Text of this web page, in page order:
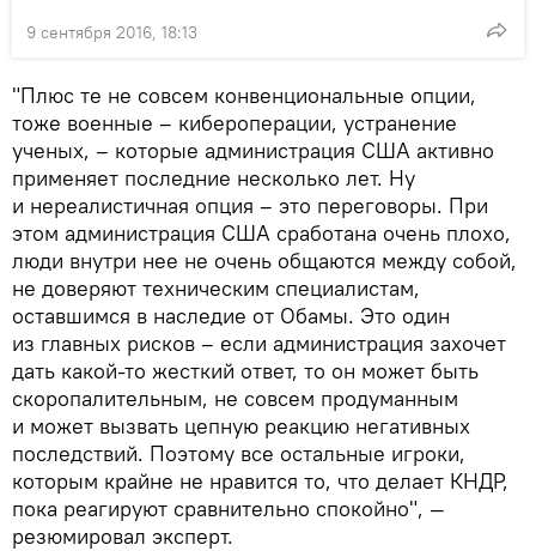
9 сентября 2016, 18:13
"Плюс те не совсем конвенциональные опции,
тоже военные – кибероперации, устранение
ученых, – которые администрация США активно
применяет последние несколько лет. Ну
и нереалистичная опция – это переговоры. При
этом администрация США сработана очень плохо,
люди внутри нее не очень общаются между собой,
не доверяют техническим специалистам,
оставшимся в наследие от Обамы. Это один
из главных рисков – если администрация захочет
дать какой-то жесткий ответ, то он может быть
скоропалительным, не совсем продуманным
и может вызвать цепную реакцию негативных
последствий. Поэтому все остальные игроки,
которым крайне не нравится то, что делает КНДР,
пока реагируют сравнительно спокойно", —
резюмировал эксперт.